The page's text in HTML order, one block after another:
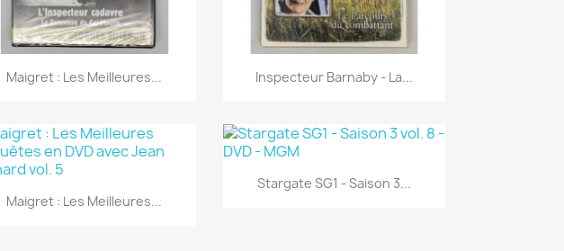
Aperçu rapide
Maigret : Les Meilleures... Aperçu rapide
Inspecteur Barnaby - La...
Aperçu rapide
Maigret : Les Meilleures...
Aperçu rapide
Stargate SG1 - Saison 3...